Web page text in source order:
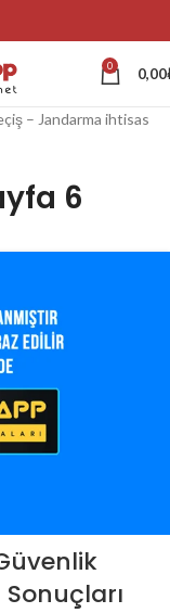
0 0,00
– Jandarma ihtisas
6
Sonuçları